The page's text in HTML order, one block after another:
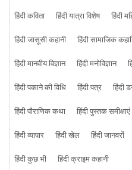
हिंदी कविता
हिंदी यात्रा विशेष हिंदी
हिंदी जासूसी कहानी
हिंदी सामाजिक
हिंदी मानवीय विज्ञान
हिंदी मनोविज्ञान
हिंदी पकाने की विधि
हिंदी पत्र हिंदी
हिंदी पौराणिक कथा
हिंदी पुस्तक समीक्षाएं
हिंदी व्यापार
हिंदी खेल हिंदी जानवरों
हिंदी कुछ भी
हिंदी क्राइम कहानी